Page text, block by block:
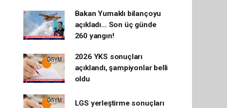
Bakan Yumaklı bilançoyu
açıkladı… Son üç günde
260 yangın!
2026 YKS sonuçları
açıklandı, şampiyonlar belli
oldu
LGS yerleştirme sonuçları